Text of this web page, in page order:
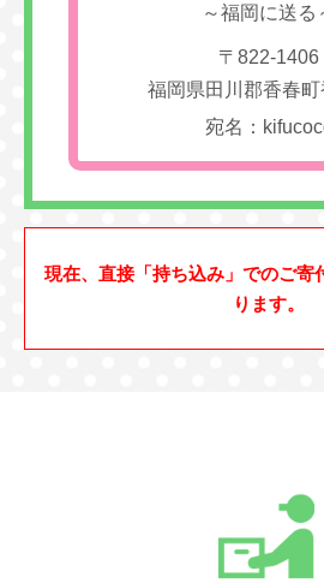
～福岡に送る
〒822-1406
福岡県田川郡香春
宛名：
現在、直接「持ち込み」でのご寄
ります。